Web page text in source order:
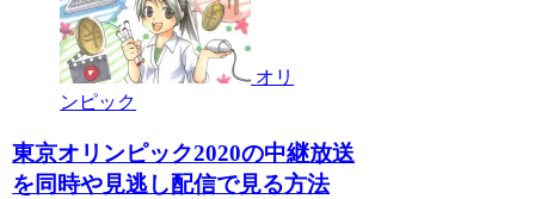
オリ
ンピック
東京オリンピック2020の中継放送
を同時や見逃し配信で見る方法